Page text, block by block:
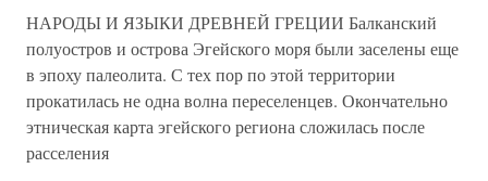
НАРОДЫ И ЯЗЫКИ ДРЕВНЕЙ ГРЕЦИИ Балканский
полуостров и острова Эгейского моря были заселены еще
в эпоху палеолита. С тех пор по этой территории
прокатилась не одна волна переселенцев. Окончательно
этническая карта эгейского региона сложилась после
расселения